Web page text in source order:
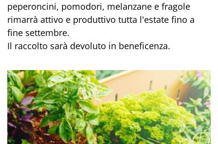
peperoncini, pomodori, melanzane e fragole
rimarrà attivo e produttivo tutta l'estate fino a
fine settembre.
Il raccolto sarà devoluto in beneficenza.